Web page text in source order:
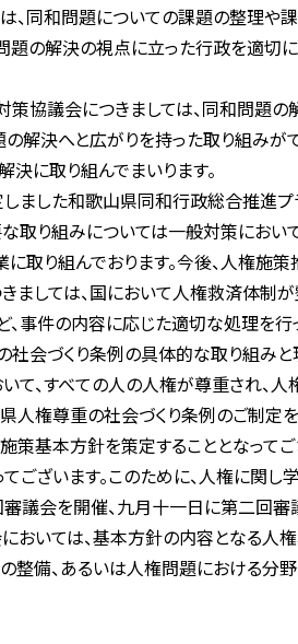
、同和問題についての課題の整理や
題の解決の視点に立った行政を適切
策協議会につきましては、同和問題
の解決へと広がりを持った取り組みが
に取り組んでまいります。
ました和歌山県同和行政総合推進プ
取り組みについては一般対策におい
に取り組んでおります。今後、人権
しては、国において人権救済体制
するなど、事件の内
社会づくり条例の具体的な取り組みと
て、すべての人の人権が尊重され、
人権尊重の社会づくり条例のご制定
策基本方針を策定することとなって
てございます。このために、人権に
議会を開催、九月十一日に第二回審
においては、基本方針の内容となる
整備、あるいは人権問題における分